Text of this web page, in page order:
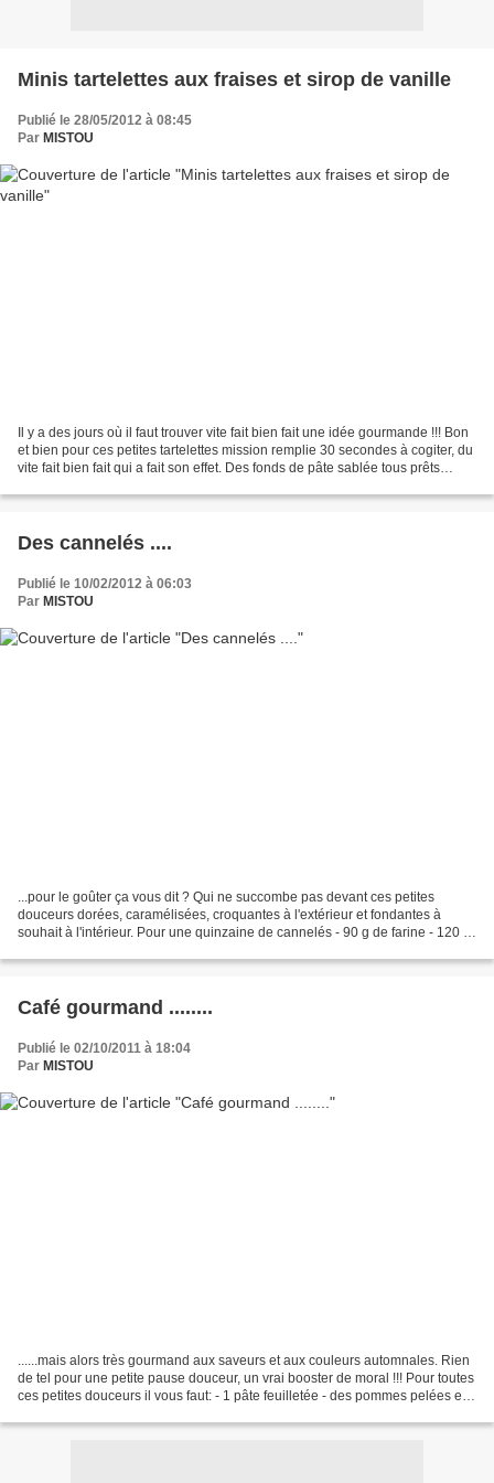
Minis tartelettes aux fraises et sirop de vanille
Publié le 28/05/2012 à 08:45
Par MISTOU
Il y a des jours où il faut trouver vite fait bien fait une idée gourmande !!! Bon
et bien pour ces petites tartelettes mission remplie 30 secondes à cogiter, du
vite fait bien fait qui a fait son effet. Des fonds de pâte sablée tous prêts
Des cannelés ....
Publié le 10/02/2012 à 06:03
Par MISTOU
...pour le goûter ça vous dit ? Qui ne succombe pas devant ces petites
douceurs dorées, caramélisées, croquantes à l'extérieur et fondantes à
souhait à l'intérieur. Pour une quinzaine de cannelés - 90 g de farine - 120 g
Café gourmand ........
Publié le 02/10/2011 à 18:04
Par MISTOU
......mais alors très gourmand aux saveurs et aux couleurs automnales. Rien
de tel pour une petite pause douceur, un vrai booster de moral !!! Pour toutes
ces petites douceurs il vous faut: - 1 pâte feuilletée - des pommes pelées et